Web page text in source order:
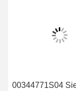
00344771S04